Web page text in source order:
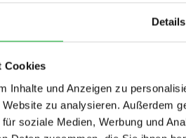
Details
Cookies
Inhalte und Anzeigen zu
zu analysieren. Außerdem
soziale Medien, Werbung und
klaut den